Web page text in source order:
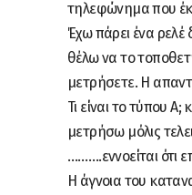
τηλεφώνημα που
Έχω πάρει ένα ρελέ
θέλω να το
μετρήσετε. Η
Τι είναι το τύπου Α;
μετρήσω μόλις
……….εννοείται ότι
Η άγνοια του